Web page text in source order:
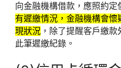
向金融機構借款，應照約定
有遲繳情況，金融機構會
現狀況 ，除了提醒客戶繳
此筆遲繳紀錄。